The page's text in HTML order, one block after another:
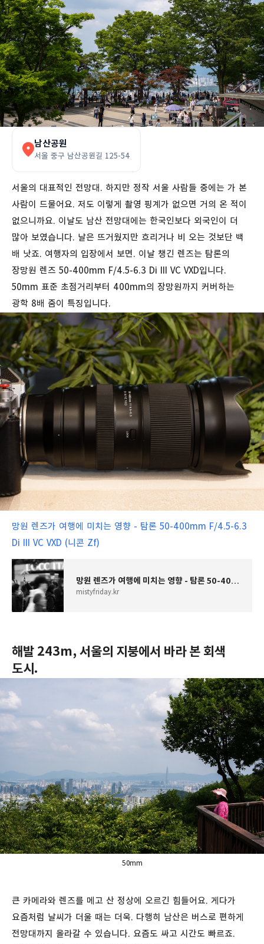
남산공원
서울 중구 남산공원길 125-54
서울의 대표적인 전망대. 하지만 정작 서울 사람들 중에는 가 본
사람이 드물어요. 저도 이렇게 촬영 핑계가 없으면 거의 온 적이
없으니까요. 이날도 남산 전망대에는 한국인보다 외국인이 더
많아 보였습니다. 날은 뜨거웠지만 흐리거나 비 오는 것보단 백
배 낫죠. 여행자의 입장에서 보면. 이날 챙긴 렌즈는 탐론의
장망원 렌즈 50-400mm F/4.5-6.3 Di III VC VXD입니다.
50mm 표준 초점거리부터 400mm의 장망원까지 커버하는
광학 8배 줌이 특징입니다.
망원 렌즈가 여행에 미치는 영향 - 탐론 50-400mm F/4.5-6.3
Di III VC VXD (니콘 Zf)
망원 렌즈가 여행에 미치는 영향 - 탐론 50-400mm F/4.5-6.3 Di III VC VXD (니콘 Zf)
mistyfriday.kr
해발 243m, 서울의 지붕에서 바라 본 회색
도시.
50mm
큰 카메라와 렌즈를 메고 산 정상에 오르긴 힘들어요. 게다가
요즘처럼 날씨가 더울 때는 더욱. 다행히 남산은 버스로 편하게
전망대까지 올라갈 수 있습니다. 요즘도 싸고 시간도 빠르죠.